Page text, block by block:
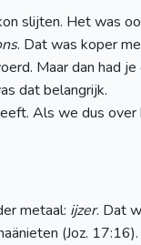
slijten. Het was
. Dat was koper
Maar dan had
dat belangrijk.
Als we dus
metaal: ijzer. Dat
(Joz. 17:16).